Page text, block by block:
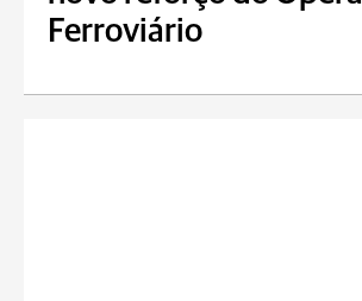
Ferroviário